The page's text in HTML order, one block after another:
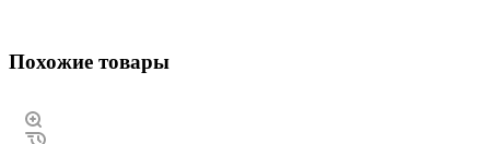
Похожие товары